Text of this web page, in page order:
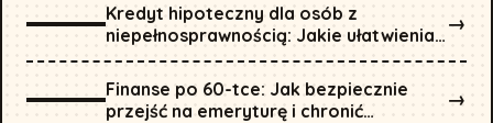
Kredyt hipoteczny dla osób z
niepełnosprawnością: Jakie ułatwienia i
dopłaty oferuje państwo?
→
Finanse po 60-tce: Jak bezpiecznie
przejść na emeryturę i chronić
→